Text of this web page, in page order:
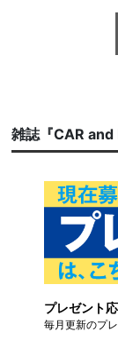
雑誌『CAR and
プレゼント
毎月更新のプ